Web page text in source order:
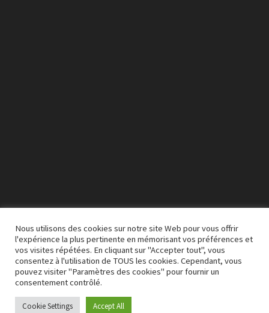
00:00 03:50
Nous utilisons des cookies sur notre site Web pour vous offrir
l'expérience la plus pertinente en mémorisant vos préférences et
vos visites répétées. En cliquant sur "Accepter tout", vous
consentez à l'utilisation de TOUS les cookies. Cependant, vous
pouvez visiter "Paramètres des cookies" pour fournir un
consentement contrôlé.
Cookie Settings Accept All